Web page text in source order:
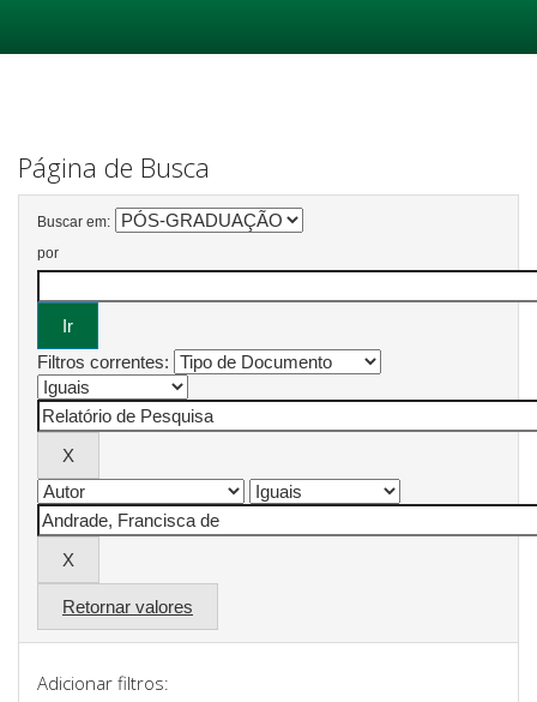
Página de Busca
Buscar em:
por
Filtros correntes:
Retornar valores
Adicionar filtros: